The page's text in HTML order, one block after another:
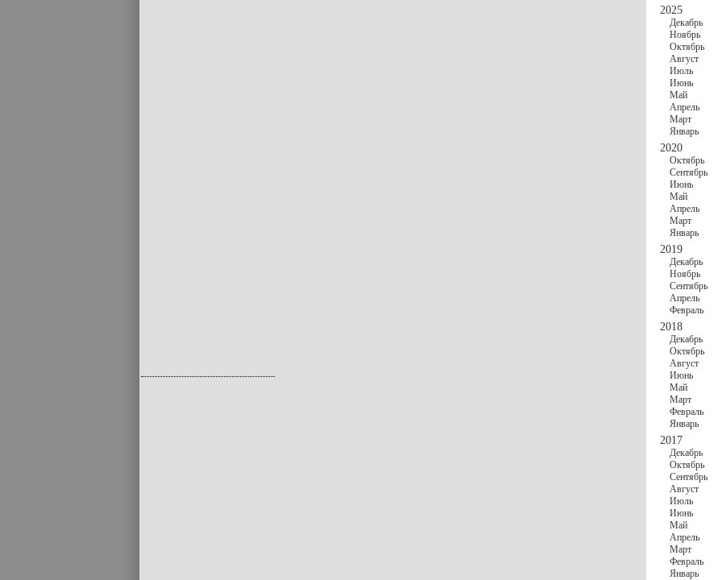
2025
Декабрь
Ноябрь
Октябрь
Август
Июль
Июнь
Май
Апрель
Март
Январь
2020
Октябрь
Сентябрь
Июнь
Май
Апрель
Март
Январь
2019
Декабрь
Ноябрь
Сентябрь
Апрель
Февраль
2018
Декабрь
Октябрь
Август
Июнь
Май
Март
Февраль
Январь
2017
Декабрь
Октябрь
Сентябрь
Август
Июль
Июнь
Май
Апрель
Март
Февраль
Январь